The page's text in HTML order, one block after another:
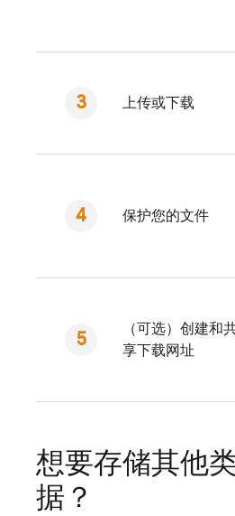
上传或下载
保护您的文件
（可选）创建和
享下载网址
想要存储其他
据？